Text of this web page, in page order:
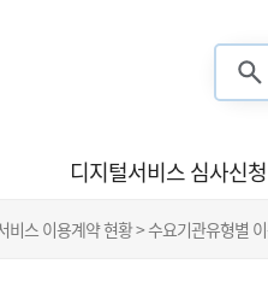
디지털서비스 심사신청
스 이용계약 현황 > 수요기관유형별